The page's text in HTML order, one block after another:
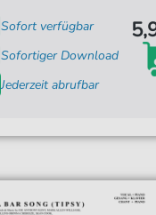
Sofort verfügbar
Sofortiger Download
Jederzeit abrufbar